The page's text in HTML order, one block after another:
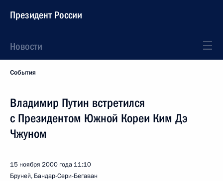
Президент России
Новости
События
Владимир Путин встретился
с Президентом Южной Кореи Ким Дэ
Чжуном
15 ноября 2000 года 11:10
Бруней, Бандар-Сери-Бегаван